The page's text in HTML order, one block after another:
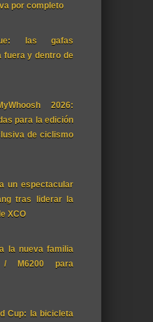
por completo
las gafas
fuera y dentro de
2026:
para la edición
de ciclismo
un espectacular
tras liderar la
XCO
la nueva familia
/ M6200 para
Cup: la bicicleta